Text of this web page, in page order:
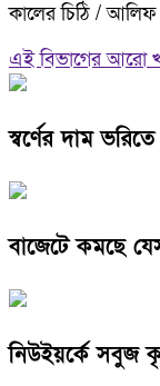
কালের চিঠি / আলিফ
এই বিভাগের আরো
স্বর্ণের দাম
বাজেটে কমছে
নিউইয়র্কে সবুজ